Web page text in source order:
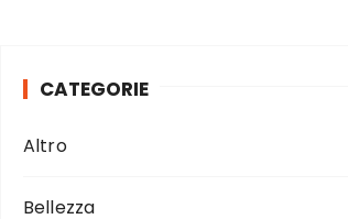
CATEGORIE
Altro
Bellezza